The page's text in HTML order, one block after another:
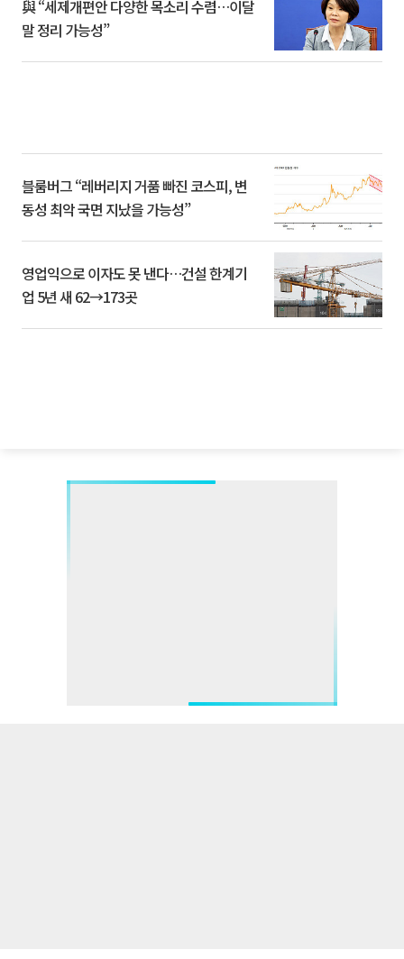
與 “세제개편안 다양한 목소리 수렴…이달
말 정리 가능성”
블룸버그 “레버리지 거품 빠진 코스피, 변
동성 최악 국면 지났을 가능성”
영업익으로 이자도 못 낸다…건설 한계기
업 5년 새 62→173곳